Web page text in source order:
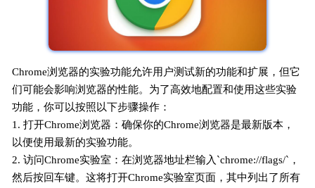
Chrome浏览器的实验功能允许用户测试新的功能和扩展，但它
们可能会影响浏览器的性能。为了高效地配置和使用这些实验
功能，你可以按照以下步骤操作：
1. 打开Chrome浏览器：确保你的Chrome浏览器是最新版本，
以便使用最新的实验功能。
2. 访问Chrome实验室：在浏览器地址栏输入`chrome://flags/`，
然后按回车键。这将打开Chrome实验室页面，其中列出了所有